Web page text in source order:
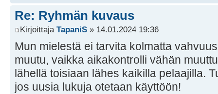
Re: Ryhmän kuvaus
Kirjoittaja TapaniS » 14.01.2024 19:36
Mun mielestä ei tarvita kolmatta
muutu, vaikka aikakontrolli vähän
lähellä toisiaan lähes kaikilla pelaajilla.
jos uusia lukuja otetaan käyttöön!